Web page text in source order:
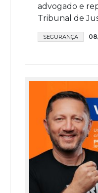
advogado e
Tribunal de
SEGURANÇA